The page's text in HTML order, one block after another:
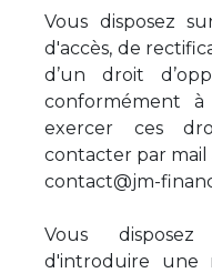
Vous disposez
d'accès, de
d’un droit
conformément
exercer ces
contacter par mail
contact@jm-
Vous
d'introduire une